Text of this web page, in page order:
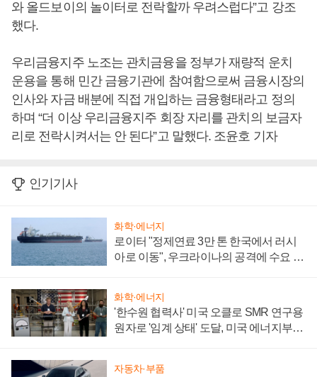
와 올드보이의 놀이터로 전락할까 우려스럽다”고 강조
했다.
우리금융지주 노조는 관치금융을 정부가 재량적 운치
운용을 통해 민간 금융기관에 참여함으로써 금융시장의
인사와 자금 배분에 직접 개입하는 금융형태라고 정의
하며 “더 이상 우리금융지주 회장 자리를 관치의 보금자
리로 전락시켜서는 안 된다”고 말했다. 조윤호 기자
인기기사
화학·에너지
로이터 "정제연료 3만 톤 한국에서 러시
아로 이동", 우크라이나의 공격에 수요 늘
화학·에너지
'한수원 협력사' 미국 오클로 SMR 연구용
원자로 '임계 상태' 도달, 미국 에너지부
자동차·부품